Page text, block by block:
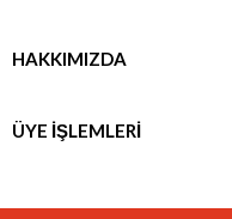
HAKKIMIZDA
ÜYE İŞLEMLERİ